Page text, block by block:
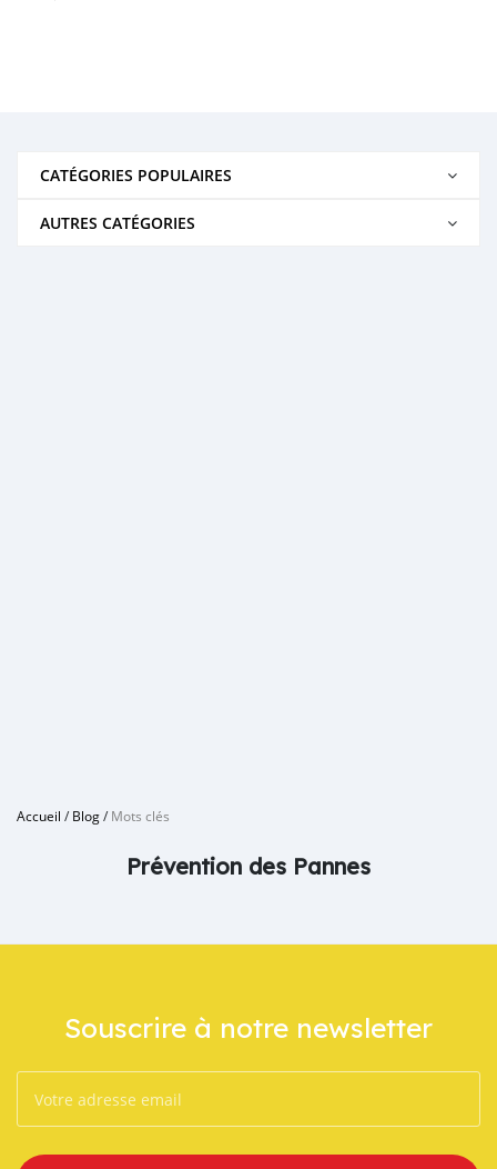
CATÉGORIES POPULAIRES
AUTRES CATÉGORIES
Accueil /Blog/Mots clés
Prévention des Pannes
Souscrire à notre newsletter